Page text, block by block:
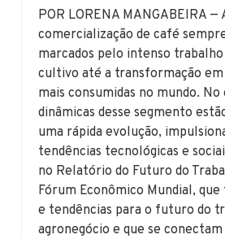
POR LORENA MANGABEIRA —
comercialização de café
marcados pelo intenso trabalho
cultivo até a transformação em
mais consumidas no mundo.
dinâmicas desse segmento
uma rápida evolução,
tendências tecnológicas e
no Relatório do Futuro do
Fórum Econômico Mundial,
e tendências para o futuro do
agronegócio e que se